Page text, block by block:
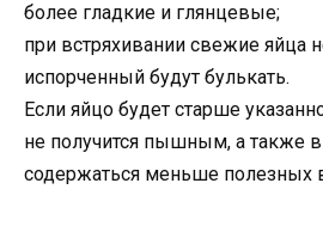
более гладкие и глянцевые;
при встряхивании свежие яйца
испорченный будут булькать.
Если яйцо будет старше
не получится пышным, а также
содержаться меньше полезных